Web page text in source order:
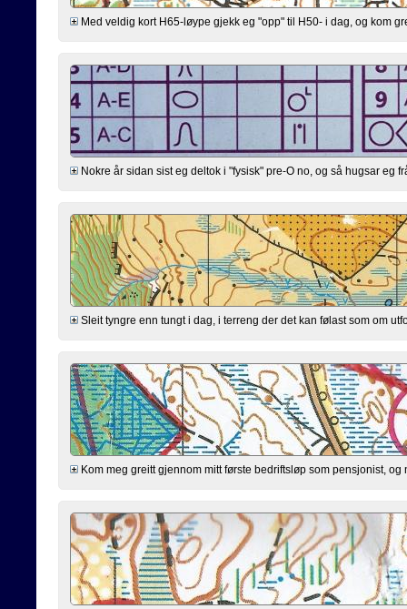
Med veldig kort H65-løype gjekk eg "opp" til H50- i dag, og kom
Nokre år sidan sist eg deltok i "fysisk" pre-O no, og så hugsar eg
Sleit tyngre enn tungt i dag, i terreng der det kan følast som om
Kom meg greitt gjennom mitt første bedriftsløp som pensjonist,